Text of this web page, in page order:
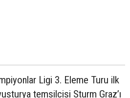
Ligi 3. Eleme Turu ilk
temsilcisi Sturm Graz’ı